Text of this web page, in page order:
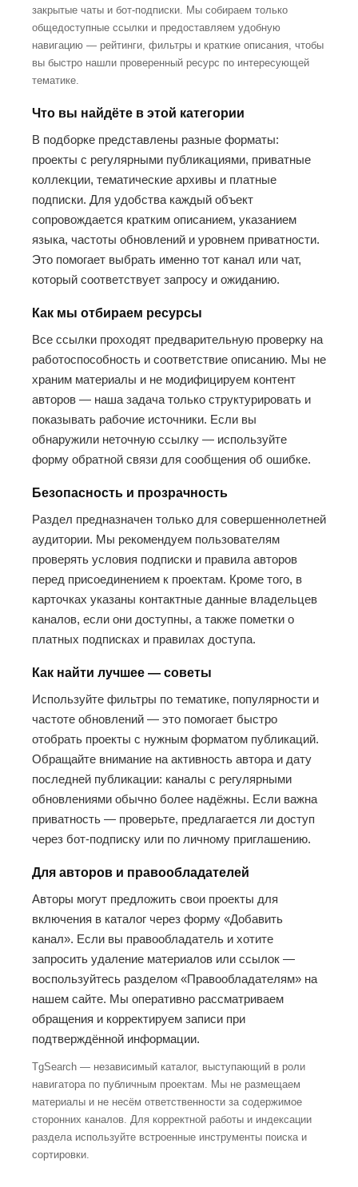
закрытые чаты и бот-подписки. Мы собираем только
общедоступные ссылки и предоставляем удобную
навигацию — рейтинги, фильтры и краткие описания, чтобы
вы быстро нашли проверенный ресурс по интересующей
тематике.
Что вы найдёте в этой категории
В подборке представлены разные форматы:
проекты с регулярными публикациями, приватные
коллекции, тематические архивы и платные
подписки. Для удобства каждый объект
сопровождается кратким описанием, указанием
языка, частоты обновлений и уровнем приватности.
Это помогает выбрать именно тот канал или чат,
который соответствует запросу и ожиданию.
Как мы отбираем ресурсы
Все ссылки проходят предварительную проверку на
работоспособность и соответствие описанию. Мы не
храним материалы и не модифицируем контент
авторов — наша задача только структурировать и
показывать рабочие источники. Если вы
обнаружили неточную ссылку — используйте
форму обратной связи для сообщения об ошибке.
Безопасность и прозрачность
Раздел предназначен только для совершеннолетней
аудитории. Мы рекомендуем пользователям
проверять условия подписки и правила авторов
перед присоединением к проектам. Кроме того, в
карточках указаны контактные данные владельцев
каналов, если они доступны, а также пометки о
платных подписках и правилах доступа.
Как найти лучшее — советы
Используйте фильтры по тематике, популярности и
частоте обновлений — это помогает быстро
отобрать проекты с нужным форматом публикаций.
Обращайте внимание на активность автора и дату
последней публикации: каналы с регулярными
обновлениями обычно более надёжны. Если важна
приватность — проверьте, предлагается ли доступ
через бот-подписку или по личному приглашению.
Для авторов и правообладателей
Авторы могут предложить свои проекты для
включения в каталог через форму «Добавить
канал». Если вы правообладатель и хотите
запросить удаление материалов или ссылок —
воспользуйтесь разделом «Правообладателям» на
нашем сайте. Мы оперативно рассматриваем
обращения и корректируем записи при
подтверждённой информации.
TgSearch — независимый каталог, выступающий в роли
навигатора по публичным проектам. Мы не размещаем
материалы и не несём ответственности за содержимое
сторонних каналов. Для корректной работы и индексации
раздела используйте встроенные инструменты поиска и
сортировки.